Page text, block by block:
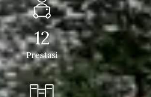
12
Prestasi